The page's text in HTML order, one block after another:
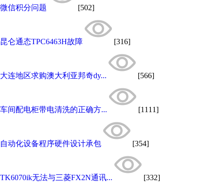
微信积分问题 [502]
昆仑通态TPC6463H故障 [316]
大连地区求购澳大利亚邦奇dy... [566]
车间配电柜带电清洗的正确方... [1111]
自动化设备程序硬件设计承包 [354]
TK6070ik无法与三菱FX2N通讯... [332]